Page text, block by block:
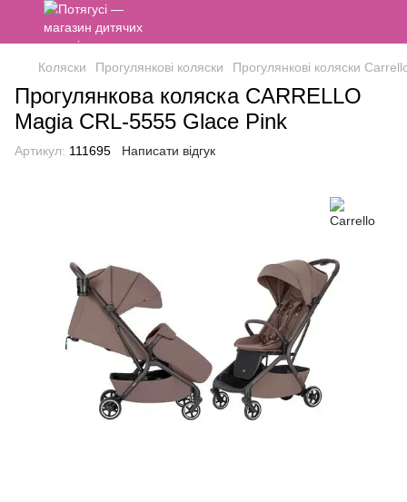
Коляски Прогулянкові коляски Прогулянкові коляски
Прогулянкова коляска CARRELLO
Magia CRL-5555 Glace Pink
Артикул: 111695 Написати відгук